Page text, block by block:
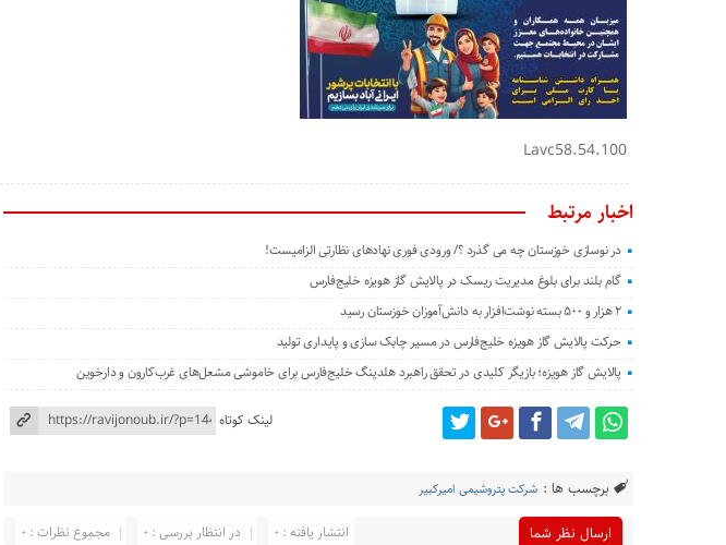
Lavc58.54.100
اخبار مرتبط
در نوسازی خوزستان چه می گذرد ؟/ ورودی فوری نهادهای نظارتی الزامیست!
گام بلند برای بلوغ مدیریت ریسک در پالایش گاز هویزه خلیج‌فارس
۲ هزار و ۵۰۰ بسته نوشت‌افزار به دانش‌آموزان خوزستان رسید
حرکت پالایش گاز هویزه خلیج‌فارس در مسیر چابک سازی و پایداری تولید
پالایش گاز هویزه؛ بازیگر کلیدی در تحقق راهبرد هلدینگ خلیج‌فارس برای خاموشی مشعل‌های غرب‌کارون و دارخوین
لینک کوتاه
برچسب ها : شرکت پتروشیمی امیرکبیر
ارسال نظر شما مجموع نظرات : 0 در انتظار بررسی : 0 انتشار یافته : 0